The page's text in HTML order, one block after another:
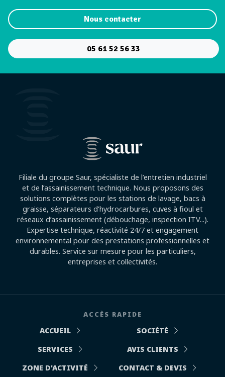
Nous contacter
05 61 52 56 33
Filiale du groupe Saur, spécialiste de l’entretien industriel
et de l’assainissement technique. Nous proposons des
solutions complètes pour les stations de lavage, bacs à
graisse, séparateurs d’hydrocarbures, cuves à fioul et
réseaux d’assainissement (débouchage, inspection ITV...).
Expertise technique, réactivité 24/7 et engagement
environnemental pour des prestations professionnelles et
durables. Service sur mesure pour les particuliers,
entreprises et collectivités.
ACCÈS RAPIDE
ACCUEIL
SOCIÉTÉ
SERVICES
AVIS CLIENTS
ZONE D'ACTIVITÉ
CONTACT & DEVIS